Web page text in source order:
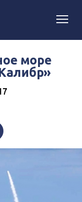
море